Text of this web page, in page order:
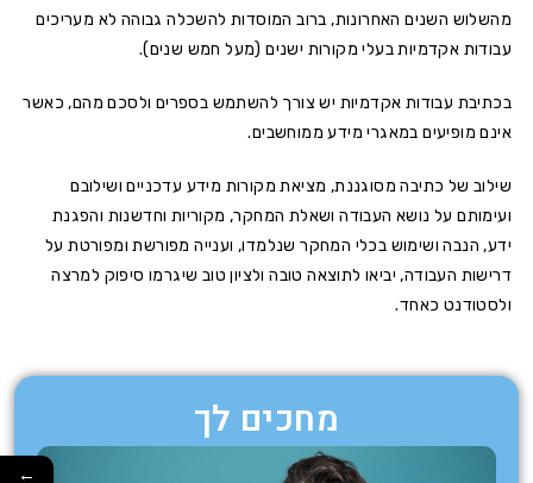
מהשלוש השנים האחרונות, ברוב המוסדות להשכלה גבוהה לא מעריכים
עבודות אקדמיות בעלי מקורות ישנים (מעל חמש שנים).
בכתיבת עבודות אקדמיות יש צורך להשתמש בספרים ולסכם מהם, כאשר
אינם מופיעים במאגרי מידע ממוחשבים.
שילוב של כתיבה מסוגננת, מציאת מקורות מידע עדכניים ושילובם
ועימותם על נושא העבודה ושאלת המחקר, מקוריות וחדשנות והפגנת
ידע, הנבה ושימוש בכלי המחקר שנלמדו, וענייה מפורשת ומפורטת על
דרישות העבודה, יביאו לתוצאה טובה ולציון טוב שיגרמו סיפוק למרצה
ולסטודנט כאחד.
מחכים לך
←